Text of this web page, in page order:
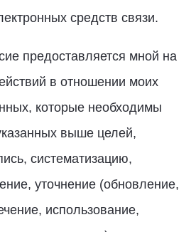
средств связи.
предоставляется мной на
в отношении моих
которые необходимы
выше целей,
систематизацию,
уточнение (обновление,
использование,